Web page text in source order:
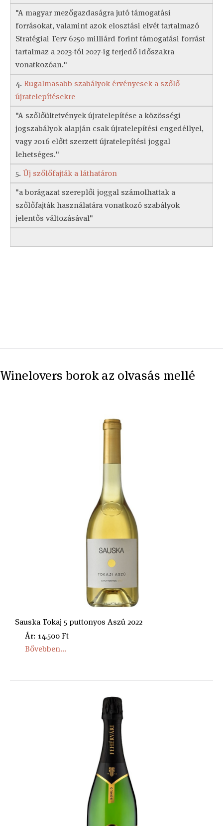
"A magyar mezőgazdaságra jutó támogatási
forrásokat, valamint azok elosztási elvét tartalmazó
Stratégiai Terv 6250 milliárd forint támogatási forrást
tartalmaz a 2023-tól 2027-ig terjedő időszakra
vonatkozóan."
4. Rugalmasabb szabályok érvényesek a szőlő
újratelepítésekre
"A szőlőültetvények újratelepítése a közösségi
jogszabályok alapján csak újratelepítési engedéllyel,
vagy 2016 előtt szerzett újratelepítési joggal
lehetséges."
5. Új szőlőfajták a láthatáron
"a borágazat szereplői joggal számolhattak a
szőlőfajták használatára vonatkozó szabályok
jelentős változásával"
Winelovers borok az olvasás mellé
Sauska Tokaj 5 puttonyos Aszú 2022
Ár: 14.500 Ft
Bővebben...